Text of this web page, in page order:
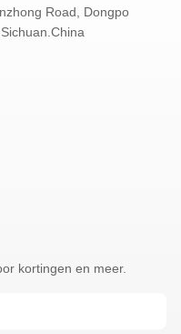
Road, Dongpo
kortingen en meer.